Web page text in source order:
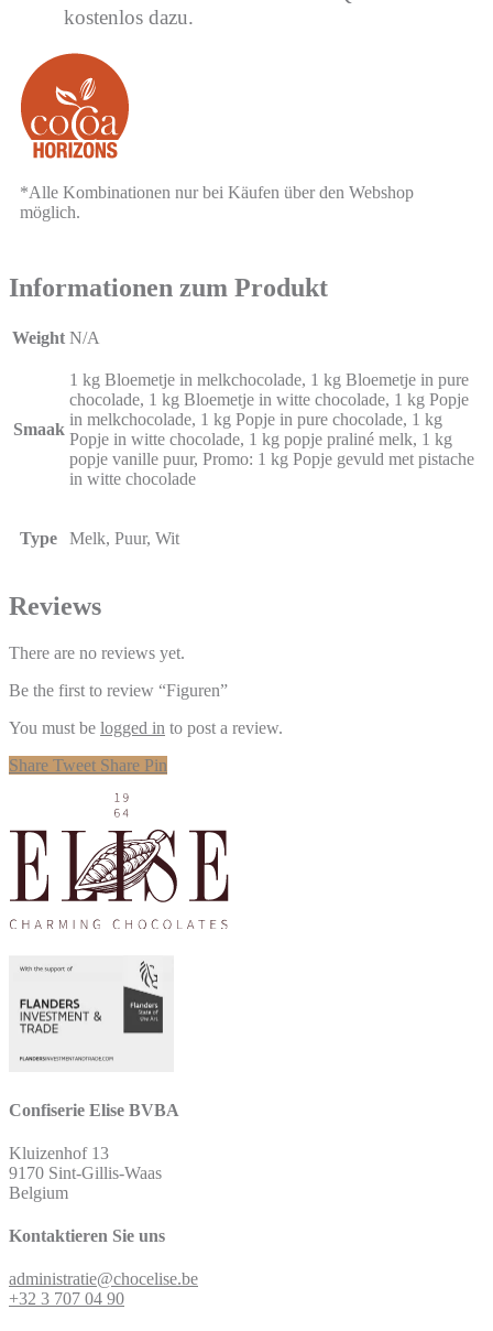
kostenlos dazu.
*Alle Kombinationen nur bei Käufen über den Webshop
möglich.
Informationen zum Produkt
Weight N/A
Smaak
1 kg Bloemetje in melkchocolade, 1 kg Bloemetje in pure
chocolade, 1 kg Bloemetje in witte chocolade, 1 kg Popje
in melkchocolade, 1 kg Popje in pure chocolade, 1 kg
Popje in witte chocolade, 1 kg popje praliné melk, 1 kg
popje vanille puur, Promo: 1 kg Popje gevuld met pistache
in witte chocolade
Type Melk, Puur, Wit
Reviews
There are no reviews yet.
Be the first to review “Figuren”
You must be logged in to post a review.
Share Tweet Share Pin
Confiserie Elise BVBA
Kluizenhof 13
9170 Sint-Gillis-Waas
Belgium
Kontaktieren Sie uns
administratie@chocelise.be
+32 3 707 04 90